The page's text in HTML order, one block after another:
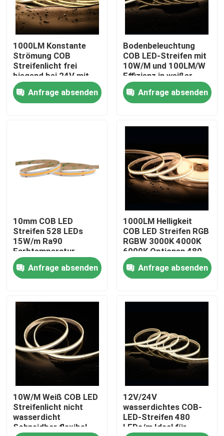
Produkte
Über uns
Fabrik-Ausflug
Qualitätskontrolle
Treten Sie mit uns in Verbindung
Nachrichten
Fordern Sie ein Zitat
LED Streifen - Hoher CRI
1000LM Konstante
Strömung COB
Streifenlicht frei
biegend bei 24V mit
480 LEDs pro Meter
Anfrage absenden
Bodenbeleuchtung
COB LED-Streifen mit
10W/M und 100LM/W
Effizienz in weißer
Farbe
Anfrage absenden
10mm COB LED
Streifen 528 LEDs
15W/m Ra90
Farbtemperatur
2700/3000/4000/5000/6500K
Anfrage absenden
1000LM Helligkeit
COB LED Streifen RGB
RGBW 3000K 4000K
6000K Optionen 480
LEDs/m CRI 90-95 5m
RollenAnfrage absenden
10W/M Weiß COB LED
Streifenlicht nicht
wasserdicht
Schneidbar flexibel
12V/24V
wasserdichtes COB-
LED-Streifen 480
LEDs/m Ideal für